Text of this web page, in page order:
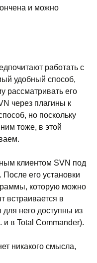
и можно
работать с
удобный способ,
рассматривать его
через плагины к
но поскольку
тоже, в этой
клиентом SVN под
. После его установки
которую можно
встраивается в
него доступны из
и в Total Commander).
никакого смысла,